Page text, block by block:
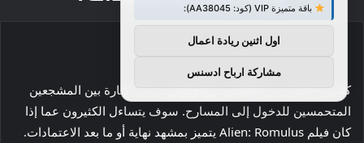
كتاريخ الافراج عنالأجنبي: رومولوستتزايد الإثارة بين المشجعين
المتحمسين للدخول إلى المسارح. سوف يتساءل الكثيرون عما إذا
كان فيلم Alien: Romulus يتميز بمشهد نهاية أو ما بعد الاعتمادات.
باقة متميزة VIP (كود: AA38045):
اول اثنين ريادة اعمال
مشاركة ارباح ادسنس